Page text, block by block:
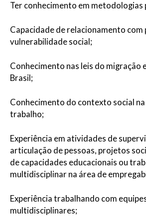
Ter conhecimento em
Capacidade de relacionamento com
vulnerabilidade social;
Conhecimento nas leis do migração
Brasil;
Conhecimento do contexto social
trabalho;
Experiência em atividades de
articulação de pessoas, projetos
de capacidades educacionais ou
multidisciplinar na área de
Experiência trabalhando com
multidisciplinares;